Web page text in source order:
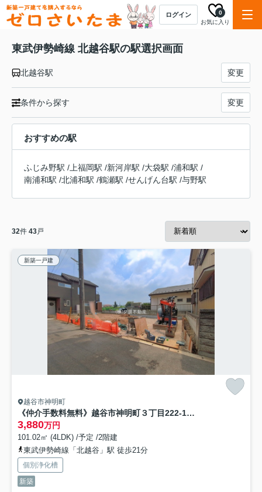
ログイン
お気に入り
0
東武伊勢崎線 北越谷駅の駅選択画面
北越谷駅 変更
条件から探す 変更
おすすめの駅
ふじみ野駅 / 上福岡駅 /新河岸駅 /大袋駅 /浦和駅 /
南浦和駅 /北浦和駅 /鶴瀬駅 /せんげん台駅 /与野駅
32件 43戸
新築一戸建
越谷市神明町
《仲介手数料無料》越谷市神明町３丁目222-10新築一戸建てグラファーレ
3,880万円
101.02㎡ (4LDK) /予定 /2階建
東武伊勢崎線「北越谷」駅 徒歩21分
個別浄化槽
新築